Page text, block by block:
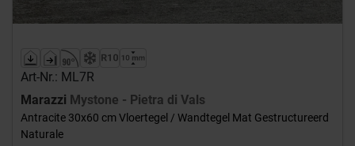
Art-Nr.: ML7R
Marazzi Mystone - Pietra di Vals
Antracite 30x60 cm Vloertegel / Wandtegel Mat Gestructureerd
Naturale